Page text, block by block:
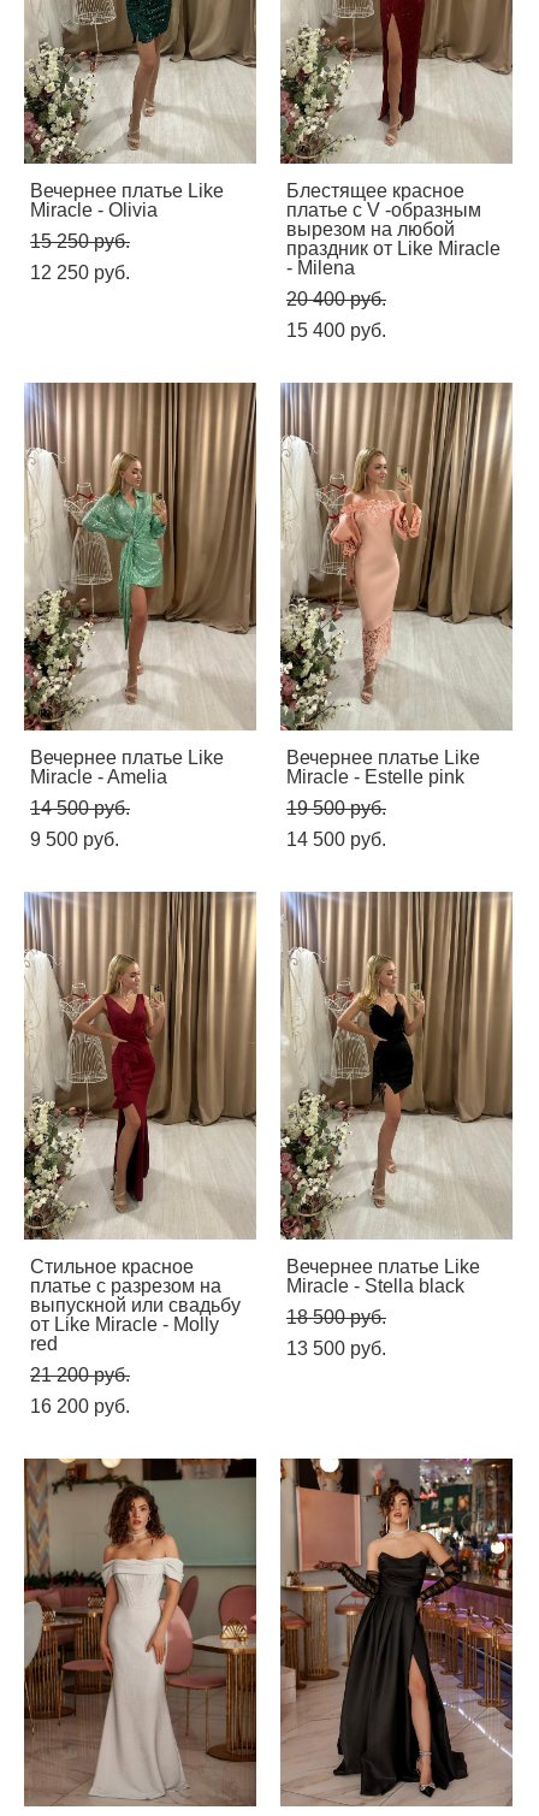
Вечернее платье Like
Miracle - Olivia
15 250 pуб.
12 250 pуб.
Блестящее красное
платье с V -образным
вырезом на любой
праздник от Like Miracle
- Milena
20 400 pуб.
15 400 pуб.
Вечернее платье Like
Miracle - Amelia
14 500 pуб.
9 500 pуб.
Вечернее платье Like
Miracle - Estelle pink
19 500 pуб.
14 500 pуб.
Стильное красное
платье с разрезом на
выпускной или свадьбу
от Like Miracle - Molly
red
21 200 pуб.
16 200 pуб.
Вечернее платье Like
Miracle - Stella black
18 500 pуб.
13 500 pуб.